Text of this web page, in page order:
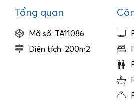
Tổng quan
Mã số: TA11086
Diện tích: 200m2